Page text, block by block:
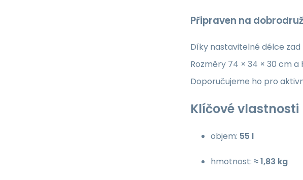
Připraven na
Díky nastavitelné délce
Rozměry 74 × 34 × 30 cm
Doporučujeme ho pro
Klíčové vlastnosti
objem: 55 l
hmotnost: ≈ 1,83 kg